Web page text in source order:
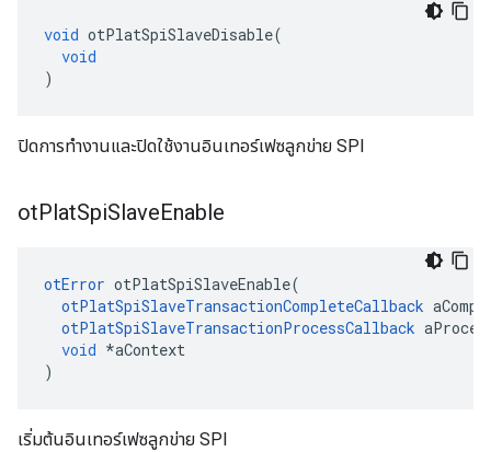
void otPlatSpiSlaveDisable(
void
)
ปิดการทำงานและปิดใช้งานอินเทอร์เฟซลูกข่าย SPI
otPlatSpiSlaveEnable
otError otPlatSpiSlaveEnable(
otPlatSpiSlaveTransactionCompleteCallback
otPlatSpiSlaveTransactionProcessCallback
void *aContext
)
เริ่มต้นอินเทอร์เฟซลูกข่าย SPI